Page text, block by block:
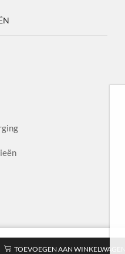
TOEVOEGEN AAN WINKELWAGEN